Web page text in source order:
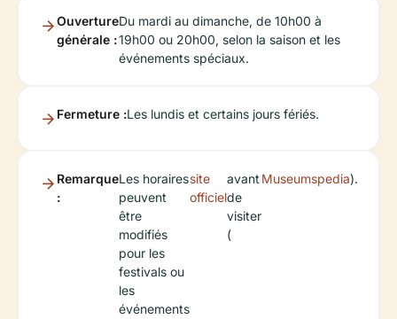
Ouverture
générale :
Du mardi au dimanche, de 10h00 à
19h00 ou 20h00, selon la saison et les
événements spéciaux.
Fermeture :Les lundis et certains jours fériés.
Remarque
:
Les horaires
peuvent
être
modifiés
pour les
festivals ou
les
événements
site
officiel
avant
de
visiter
(
Museumspedia).